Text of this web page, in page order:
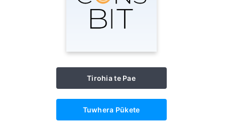
Tirohia te Pae
Tuwhera Pūkete